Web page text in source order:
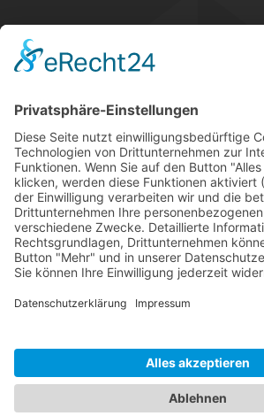
Kontakt
Mail: info [at] borfh.de
Rechtliches
Impressum
Datenschutz
© 2026BÖRFH Germany ist ein Teil der